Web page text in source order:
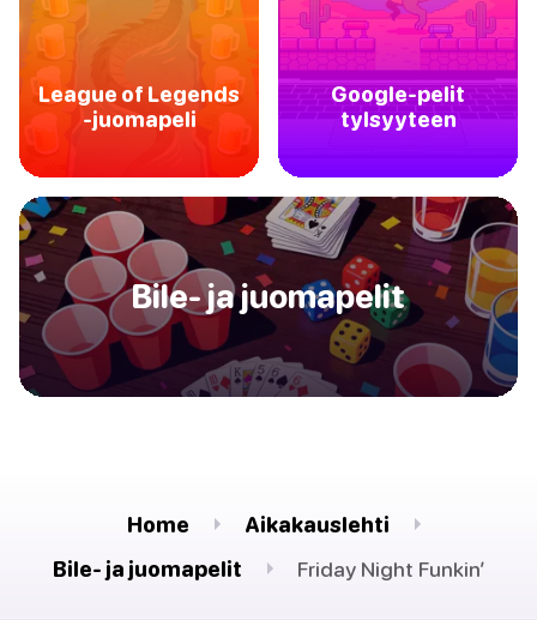
League of Legends
-juomapeli
Google-pelit
tylsyyteen
Bile- ja juomapelit
Home
Aikakauslehti
Bile- ja juomapelit
Friday Night Funkin’